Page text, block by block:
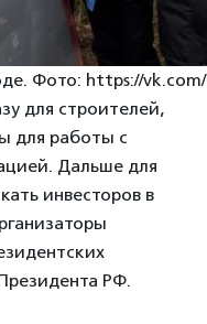
Фото: https://
для строителей,
для работы с
Дальше для
инвесторов в
РФ.